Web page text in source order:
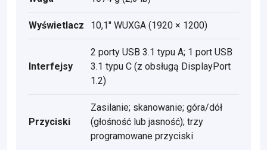
Wyświetlacz 10,1" WUXGA (1920 × 1200)
Interfejsy
2 porty USB 3.1 typu A; 1 port USB
3.1 typu C (z obsługą DisplayPort
1.2)
Przyciski
Zasilanie; skanowanie; góra/dół
(głośność lub jasność); trzy
programowane przyciski